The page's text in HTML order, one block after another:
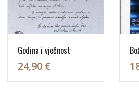
Godina i vječnost
24,90 €